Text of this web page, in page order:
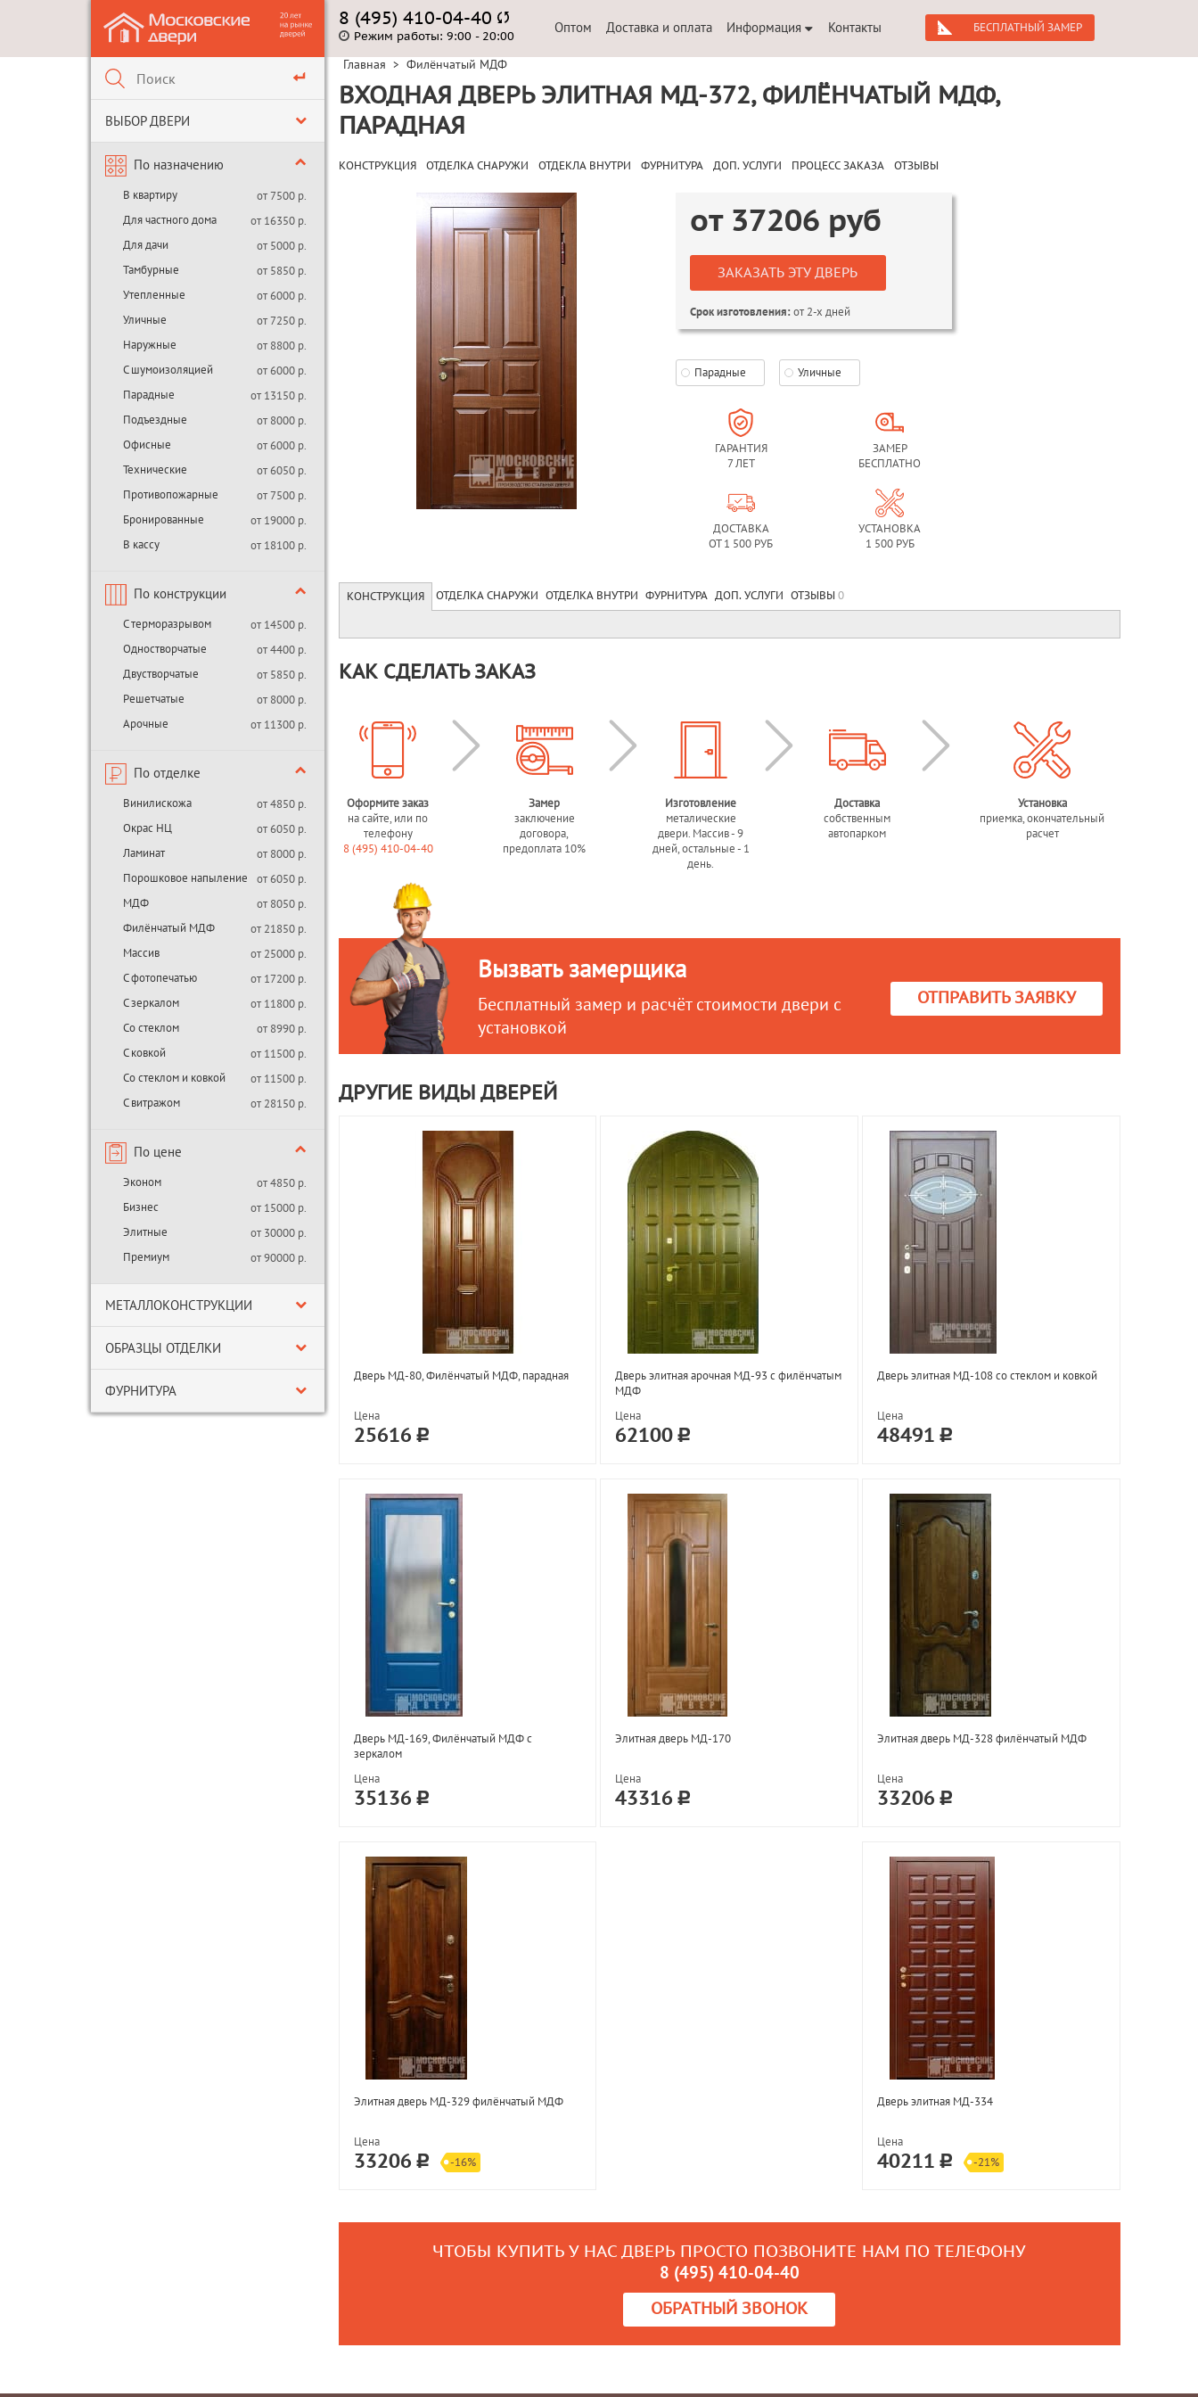
ВЫБОР ДВЕРИ
По назначению
В квартиру
от 7500 р.
Для частного дома
от 16350 р.
Для дачи
от 5000 р.
Тамбурные
от 5850 р.
Утепленные
от 6000 р.
Уличные
от 7250 р.
Наружные
от 8800 р.
С шумоизоляцией
от 6000 р.
Парадные
от 13150 р.
Подъездные
от 8000 р.
Офисные
от 6000 р.
Технические
от 6050 р.
Противопожарные
от 7500 р.
Бронированные
от 19000 р.
В кассу
от 18100 р.
По конструкции
С терморазрывом
от 14500 р.
Одностворчатые
от 4400 р.
Двустворчатые
от 5850 р.
Решетчатые
от 8000 р.
Арочные
от 11300 р.
По отделке
Винилискожа
от 4850 р.
Окрас НЦ
от 6050 р.
Ламинат
от 8000 р.
Порошковое напыление
от 6050 р.
МДФ
от 8050 р.
Филёнчатый МДФ
от 21850 р.
Массив
от 25000 р.
С фотопечатью
от 17200 р.
С зеркалом
от 11800 р.
Со стеклом
от 8990 р.
С ковкой
от 11500 р.
Со стеклом и ковкой
от 11500 р.
С витражом
от 28150 р.
По цене
Эконом
от 4850 р.
Бизнес
от 15000 р.
Элитные
от 30000 р.
Премиум
от 90000 р.
МЕТАЛЛОКОНСТРУКЦИИ
ОБРАЗЦЫ ОТДЕЛКИ
ФУРНИТУРА
8 (495) 410-04-40
Режим работы: 9:00 - 20:00
Оптом Доставка и оплата Информация Контакты БЕСПЛАТНЫЙ ЗАМЕР
Главная > Филёнчатый МДФ
ВХОДНАЯ ДВЕРЬ ЭЛИТНАЯ МД-372, ФИЛЁНЧАТЫЙ МДФ,
ПАРАДНАЯ
КОНСТРУКЦИЯ ОТДЕЛКА СНАРУЖИ ОТДЕКЛА ВНУТРИ ФУРНИТУРА ДОП. УСЛУГИ ПРОЦЕСС ЗАКАЗА ОТЗЫВЫ
от 37206 руб
ЗАКАЗАТЬ ЭТУ ДВЕРЬ
Срок изготовления:от 2-х дней
Парадные Уличные
ГАРАНТИЯ
7 ЛЕТ
ЗАМЕР
БЕСПЛАТНО
ДОСТАВКА
ОТ 1 500 РУБ
УСТАНОВКА
1 500 РУБ
КОНСТРУКЦИЯ ОТДЕЛКА СНАРУЖИ ОТДЕЛКА ВНУТРИ ФУРНИТУРА ДОП. УСЛУГИ ОТЗЫВЫ 0
КАК СДЕЛАТЬ ЗАКАЗ
Оформите заказ
на сайте, или по
телефону
8 (495) 410-04-40
Замер
заключение
договора,
предоплата 10%
Изготовление
металические
двери. Массив - 9
дней, остальные - 1
день.
Доставка
собственным
автопарком
Установка
приемка, окончательный
расчет
Вызвать замерщика
Бесплатный замер и расчёт стоимости двери с
установкой
ОТПРАВИТЬ ЗАЯВКУ
ДРУГИЕ ВИДЫ ДВЕРЕЙ
Дверь МД-80, Филёнчатый МДФ, парадная
Цена
25616
Дверь элитная арочная МД-93 с филёнчатым
МДФ
Цена
62100
Дверь элитная МД-108 со стеклом и ковкой
Цена
48491
Дверь МД-169, Филёнчатый МДФ с
зеркалом
Цена
35136
Элитная дверь МД-170
Цена
43316
Элитная дверь МД-328 филёнчатый МДФ
Цена
33206
Элитная дверь МД-329 филёнчатый МДФ
Цена
33206 -16%
Дверь элитная МД-334
Цена
40211 -21%
ЧТОБЫ КУПИТЬ У НАС ДВЕРЬ ПРОСТО ПОЗВОНИТЕ НАМ ПО ТЕЛЕФОНУ
8 (495) 410-04-40
ОБРАТНЫЙ ЗВОНОК